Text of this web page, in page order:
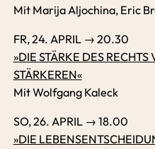
Mit Marija Aljochina, Eric
FR, 24. APRIL → 20.30
»DIE STÄRKE DES RECHTS
STÄRKEREN«
Mit Wolfgang Kaleck
SO, 26. APRIL → 18.00
»DIE